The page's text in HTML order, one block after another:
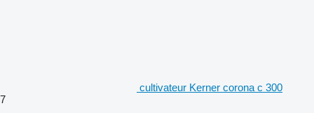
cultivateur Kerner corona c 300
7